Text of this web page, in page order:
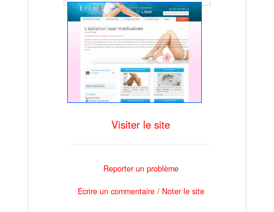
Visiter le site
Reporter un problème
Ecrire un commentaire / Noter le site